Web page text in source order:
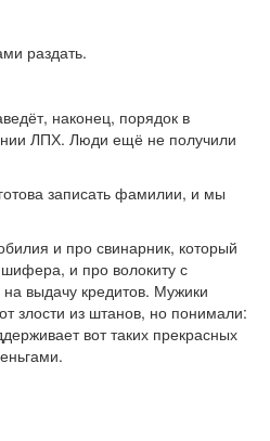
раздать.
наконец, порядок в
ЛПХ. Люди ещё не получили
записать фамилии, и мы
и про свинарник, который
и про волокиту с
выдачу кредитов. Мужики
злости из штанов, но понимали:
вот таких прекрасных